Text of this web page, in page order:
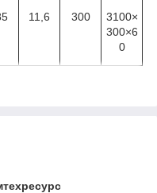
11,6 300
3100×
300×6
0